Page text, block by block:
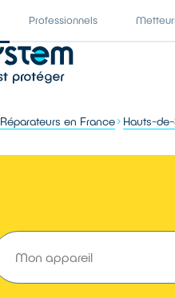
Professionnels
Réparateurs en France Hauts-